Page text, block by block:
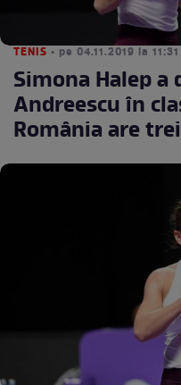
TENIS • pe 04.11.2019 la 11:31
Simona Halep a
Andreescu în
România are